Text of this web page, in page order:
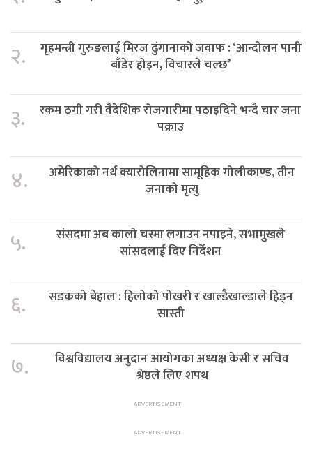
२.
गृहमन्त्री गुरुङलाई मिरज ढुंगानाको जवाफ : ‘आन्दोलन पानी
बाँडेर होइन, विचारले चल्छ’
३.
रकम ठगी गरी वैदेशिक रोजगारीमा पठाइदिने भन्दै चार जना
पक्राउ
४.
अमेरिकाको नर्थ क्यारोलिनामा सामूहिक गोलीकाण्ड, तीन
जनाको मृत्यु
५.
संसदमा अब कालो चस्मा लगाउन नपाइने, सभामुखले
सांसदलाई दिए निर्देशन
६.
सडकको बेहाल : हिलोको पोखरी र खाल्डैखाल्डाले हिड्न
सास्ती
७.
विश्वविद्यालय अनुदान आयोगका अध्यक्ष केसी र सचिव
श्रेष्ठले लिए शपथ